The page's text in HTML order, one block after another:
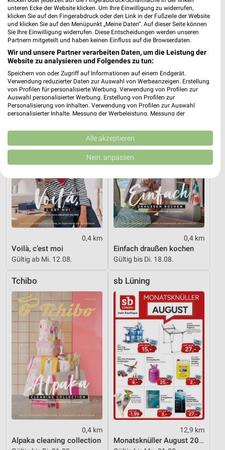
Inspiriert vom Meer
Gültig bis Di. 25.08.
Tchibo Mobil
Tchibo
0,4 km
Voilà, c’est moi
Gültig ab Mi. 12.08.
Tchibo
0,4 km
Einfach draußen kochen
Gültig bis Di. 18.08.
Tchibo
0,4 km
Alpaka cleaning collection
sb Lüning
12,9 km
Monatsknüller August 2026
unteren Ecke der Website klicken. Um Ihre Einwilligung zu widerrufen,
klicken Sie auf den Fingerabdruck oder den Link in der Fußzeile der Website
und klicken Sie auf den Menüpunkt „Meine Daten“. Auf dieser Seite können
Sie Ihre Einwilligung widerrufen. Diese Entscheidungen werden unseren
Partnern mitgeteilt und haben keinen Einfluss auf die Browserdaten.
Wir und unsere Partner verarbeiten Daten, um die Leistung der
Website zu analysieren und Folgendes zu tun:
Speichern von oder Zugriff auf Informationen auf einem Endgerät.
Verwendung reduzierter Daten zur Auswahl von Werbeanzeigen. Erstellung
von Profilen für personalisierte Werbung. Verwendung von Profilen zur
Auswahl personalisierter Werbung. Erstellung von Profilen zur
Personalisierung von Inhalten. Verwendung von Profilen zur Auswahl
personalisierter Inhalte. Messung der Werbeleistung. Messung der
Kombinationen von Daten aus verschiedenen Quellen. Entwicklung und
Verbesserung der Angebote. Verwendung reduzierter Daten zur Auswahl
von Inhalten.
Daten können außerhalb der Europäischen Union weitergegeben und in die
USA gesendet werden.
Website/App.
Partnerliste anzeigen (1 IAB-Anbieter)
Wir nutzen Ihre Daten für folgende Zwecke:
IAB-Verarbeitungszwecke:
Speichern von oder Zugriff auf Informationen
Verwendung reduzierter Daten zur Auswahl von
Erstellung von Profilen für personalisierte
Werbung
Verwendung von Profilen zur Auswahl
personalisierter Werbung
Erstellung von Profilen zur Personalisierung
von Inhalten
Verwendung von Profilen zur Auswahl
personalisierter Inhalte
Messung der Werbeleistung
Messung der Performance von Inhalten
Alle akzeptieren
Nein, anpassen